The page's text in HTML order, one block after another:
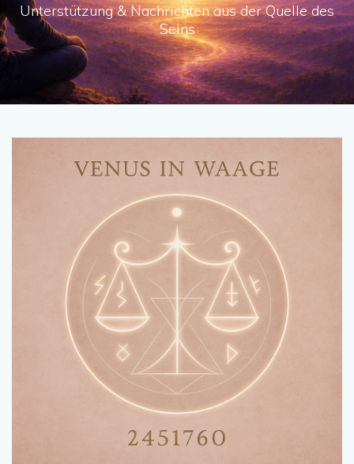
Unterstützung & Nachrichten aus der Quelle des
Seins